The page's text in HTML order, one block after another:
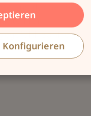
aus der Serie
für
Sanfte
Konfigurieren